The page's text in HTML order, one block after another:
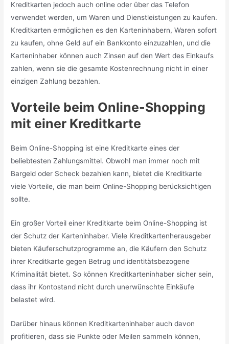
Kreditkarten jedoch auch online oder über das Telefon
verwendet werden, um Waren und Dienstleistungen zu kaufen.
Kreditkarten ermöglichen es den Karteninhabern, Waren sofort
zu kaufen, ohne Geld auf ein Bankkonto einzuzahlen, und die
Karteninhaber können auch Zinsen auf den Wert des Einkaufs
zahlen, wenn sie die gesamte Kostenrechnung nicht in einer
einzigen Zahlung bezahlen.
Vorteile beim Online-Shopping
mit einer Kreditkarte
Beim Online-Shopping ist eine Kreditkarte eines der
beliebtesten Zahlungsmittel. Obwohl man immer noch mit
Bargeld oder Scheck bezahlen kann, bietet die Kreditkarte
viele Vorteile, die man beim Online-Shopping berücksichtigen
sollte.
Ein großer Vorteil einer Kreditkarte beim Online-Shopping ist
der Schutz der Karteninhaber. Viele Kreditkartenherausgeber
bieten Käuferschutzprogramme an, die Käufern den Schutz
ihrer Kreditkarte gegen Betrug und identitätsbezogene
Kriminalität bietet. So können Kreditkarteninhaber sicher sein,
dass ihr Kontostand nicht durch unerwünschte Einkäufe
belastet wird.
Darüber hinaus können Kreditkarteninhaber auch davon
profitieren, dass sie Punkte oder Meilen sammeln können,